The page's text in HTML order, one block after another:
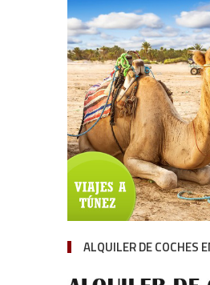
ALQUILER DE COCHES